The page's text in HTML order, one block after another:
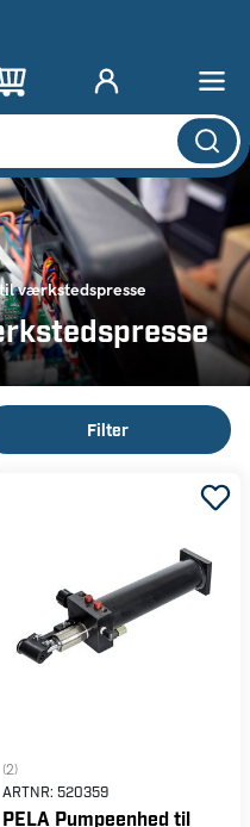
værkstedspresse
Filter
(2)
ARTNR: 520359
PELA Pumpeenhed til